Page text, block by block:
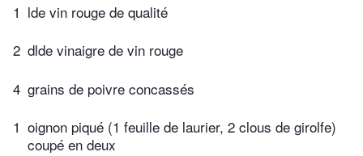
1 lde vin rouge de qualité
2 dlde vinaigre de vin rouge
4 grains de poivre concassés
1 oignon piqué (1 feuille de laurier, 2 clous de girolfe)
coupé en deux